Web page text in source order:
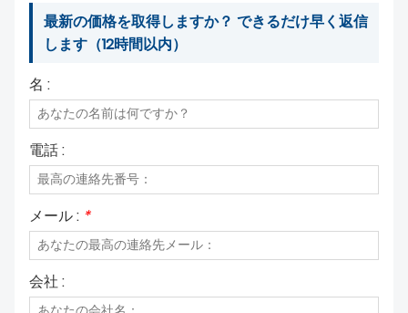
最新の価格を取得しますか？ できるだけ早く返信
します（12時間以内）
名 :
電話 :
メール : *
会社 :